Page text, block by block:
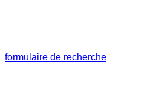
formulaire de recherche